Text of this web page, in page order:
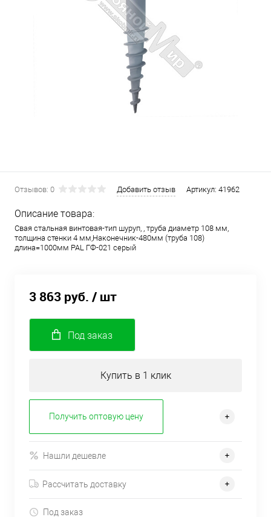
Отзывов: 0 Добавить отзыв Артикул: 41962
Описание товара:
Свая стальная винтовая-тип шуруп, , труба диаметр 108 мм,
толщина стенки 4 мм,Наконечник-480мм (труба 108)
длина=1000мм PAL ГФ-021 серый
3 863 руб. / шт
Под заказ
Купить в 1 клик
Получить оптовую цену
Нашли дешевле
Рассчитать доставку
Под заказ